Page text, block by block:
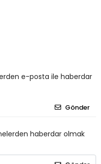
e-posta ile haberdar
Gönder
haberdar olmak